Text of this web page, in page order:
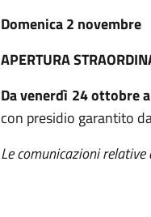
Domenica 2 novembre
APERTURA
Da venerdì 24 ottobre
con presidio garantito
Le comunicazioni